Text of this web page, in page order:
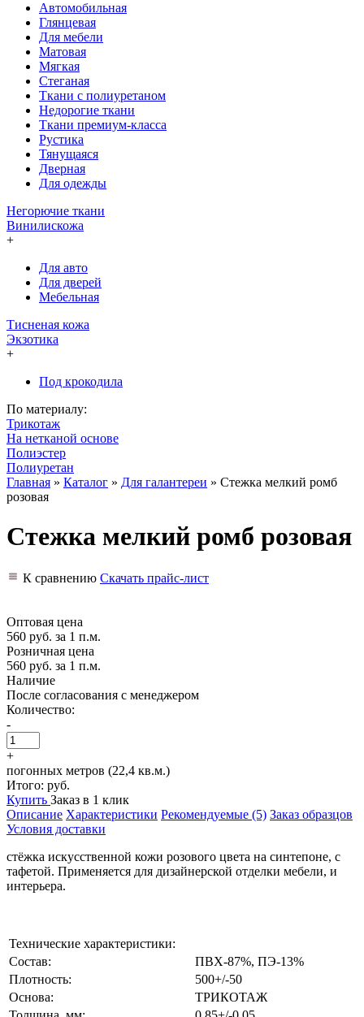
Автомобильная
Глянцевая
Для мебели
Матовая
Мягкая
Стеганая
Ткани с полиуретаном
Недорогие ткани
Ткани премиум-класса
Рустика
Тянущаяся
Дверная
Для одежды
Негорючие ткани
Винилискожа
+
Для авто
Для дверей
Мебельная
Тисненая кожа
Экзотика
+
Под крокодила
По материалу:
Трикотаж
На нетканой основе
Полиэстер
Полиуретан
Главная » Каталог » Для галантереи » Стежка мелкий ромб
розовая
Стежка мелкий ромб розовая
К сравнению Скачать прайс-лист
Оптовая цена
560 руб. за 1 п.м.
Розничная цена
560 руб. за 1 п.м.
Наличие
После согласования с менеджером
Количество:
-
+
погонных метров (22,4 кв.м.)
Итого: руб.
Купить Заказ в 1 клик
Описание Характеристики Рекомендуемые (5) Заказ образцов
Условия доставки
стёжка искусственной кожи розового цвета на синтепоне, с
тафетой. Применяется для дизайнерской отделки мебели, и
интерьера.
Технические характеристики:
Состав:
ПВХ-87%, ПЭ-13%
Плотность:
500+/-50
Основа:
ТРИКОТАЖ